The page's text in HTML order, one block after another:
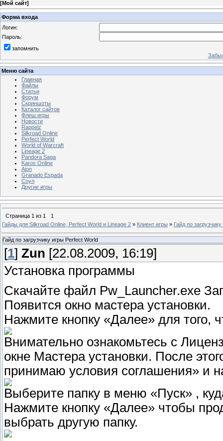
[Мой сайт]
Форма входа
Логин:
Пароль:
запомнить
Меню сайта
Главная
Файлы
Статьи
Форум
Скриншоты
Каталог сайтов
Флеш игры
Новости
Rappelz
Silkroad Online
Perfect World
World of Warcraft
Lineage 2
Pandora Saga
Karos Online
Aion
Granado Espada
Соул
Другие игры
Страница 1 из 1
1
Гайды для Silkroad Online, Perfect World и Lineage 2 » Клиент игры » Гайд по
Гайд по загрузчику игры Perfect World
[1] Zun [22.08.2009, 16:19]
Установка программы
Скачайте файл Pw_Launcher.exe
Появится окно мастера установки.
Нажмите кнопку «Далее» для того,
Внимательно ознакомьтесь с
окне Мастера установки. После
принимаю условия соглашения» и
Выберите папку в меню «Пуск» ,
Нажмите кнопку «Далее» чтобы
выбрать другую папку.